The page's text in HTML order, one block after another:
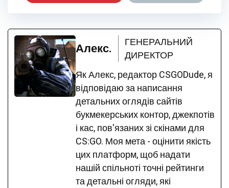
Алекс.
ГЕНЕРАЛЬНИЙ
ДИРЕКТОР
Як Алекс, редактор CSGODude, я
відповідаю за написання
детальних оглядів сайтів
букмекерських контор, джекпотів
і кас, пов'язаних зі скінами для
CS:GO. Моя мета - оцінити якість
цих платформ, щоб надати
нашій спільноті точні рейтинги
та детальні огляди, які